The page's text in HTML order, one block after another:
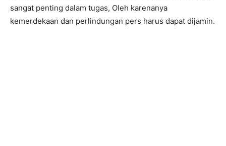
sangat penting dalam tugas, Oleh karenanya
kemerdekaan dan perlindungan pers harus dapat dijamin.